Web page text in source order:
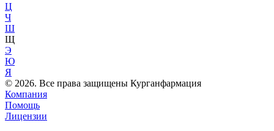
Ц
Ч
Ш
Щ
Э
Ю
Я
© 2026. Все права защищены Курганфармация
Компания
Помощь
Лицензии